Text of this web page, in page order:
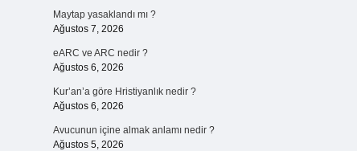
Maytap yasaklandı mı ?
Ağustos 7, 2026
eARC ve ARC nedir ?
Ağustos 6, 2026
Kur’an’a göre Hristiyanlık nedir ?
Ağustos 6, 2026
Avucunun içine almak anlamı nedir ?
Ağustos 5, 2026